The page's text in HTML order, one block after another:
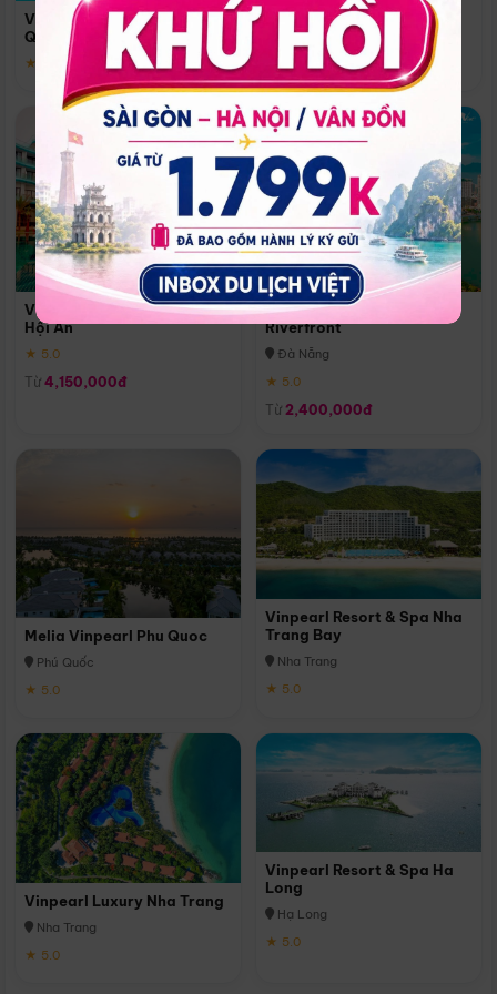
Vinpearl Resort & Spa Phu
Quoc
★ 5.0
Quoc
Phú Quốc
★ 5.0
Vinpearl Resort & Golf Nam
Hội An
★ 5.0
Từ 4,150,000đ
Melia Vinpearl Danang
Riverfront
Đà Nẵng
★ 5.0
Từ 2,400,000đ
Melia Vinpearl Phu Quoc
Phú Quốc
★ 5.0
Vinpearl Resort & Spa Nha
Trang Bay
Nha Trang
★ 5.0
Vinpearl Luxury Nha Trang
Nha Trang
★ 5.0
Vinpearl Resort & Spa Ha
Long
Hạ Long
★ 5.0